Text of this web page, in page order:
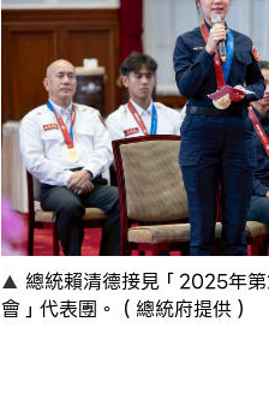
總統賴清德接見「2025年
會」代表團。（總統府提供）